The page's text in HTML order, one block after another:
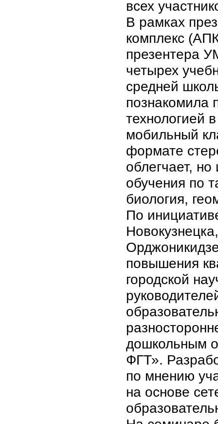
всех
В рамках
комплекс
презентера
четырех
средней
познакомила
технологией
мобильный
формате
облегчает,
обучения по
биология,
По
повышения
городской
дошкольным
ФГТ».
по мнению
на основе